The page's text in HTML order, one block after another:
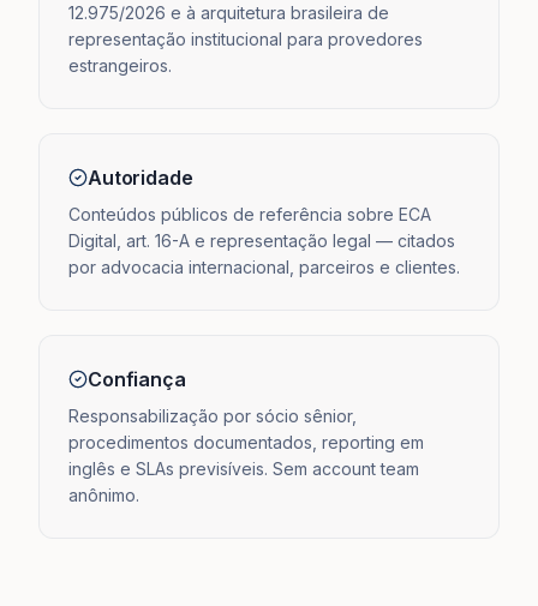
12.975/2026 e à arquitetura brasileira de
representação institucional para provedores
estrangeiros.
Autoridade
Conteúdos públicos de referência sobre ECA
Digital, art. 16-A e representação legal — citados
por advocacia internacional, parceiros e clientes.
Confiança
Responsabilização por sócio sênior,
procedimentos documentados, reporting em
inglês e SLAs previsíveis. Sem account team
anônimo.